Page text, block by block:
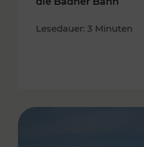
Lesedauer: 3 Minuten